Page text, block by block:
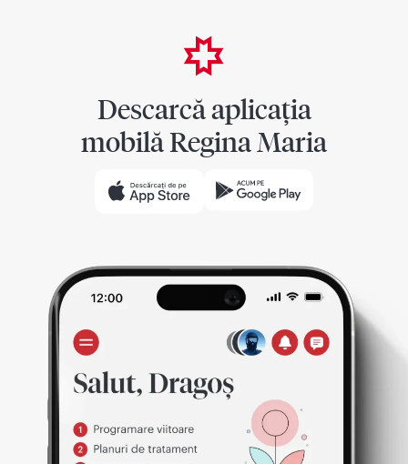
Descarcă aplicația
mobilă Regina Maria